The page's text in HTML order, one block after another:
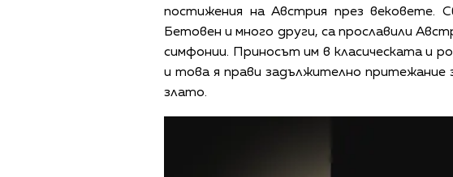
постижения на Австрия през вековете.
Бетовен и много други, са прославили
симфонии. Приносът им в класическата и
и това я прави задължително
злато.